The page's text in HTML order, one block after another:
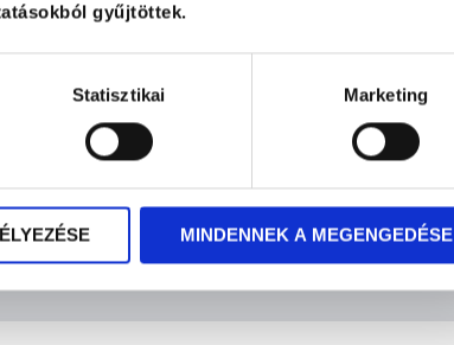
gyűjtöttek.
Statisztikai Marketing
MINDENNEK A MEGENGEDÉSE